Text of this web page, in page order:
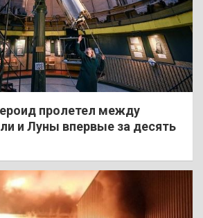
пролетел между
и Луны впервые за десять